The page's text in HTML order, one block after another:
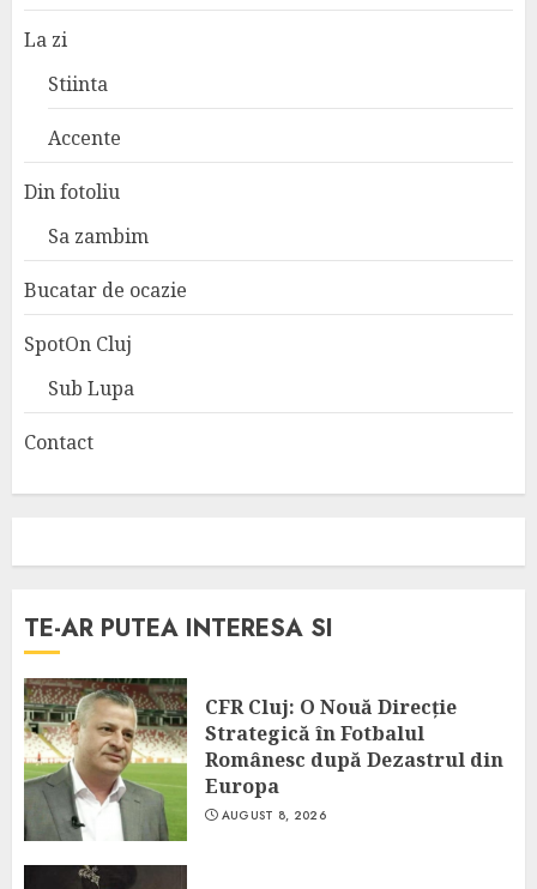
La zi
Stiinta
Accente
Din fotoliu
Sa zambim
Bucatar de ocazie
SpotOn Cluj
Sub Lupa
Contact
TE-AR PUTEA INTERESA SI
CFR Cluj: O Nouă Direcție
Strategică în Fotbalul
Românesc după Dezastrul din
Europa
AUGUST 8, 2026